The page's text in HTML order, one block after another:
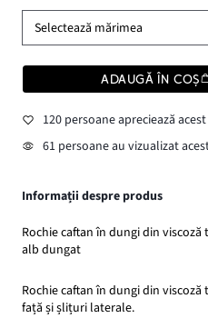
Selectează mărimea
ADAUGĂ ÎN COȘ
120 persoane apreciează
61 persoane au vizualizat
Informații despre produs
Rochie caftan în dungi din
alb dungat
Rochie caftan în dungi din
față și șlițuri laterale.